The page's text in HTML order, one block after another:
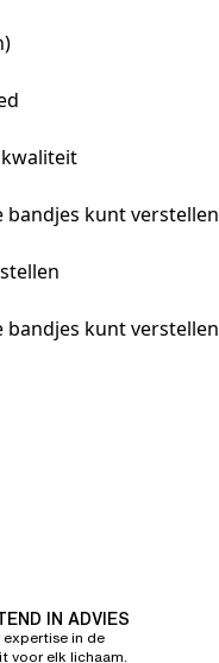
kunt verstellen
kunt verstellen
IN ADVIES
expertise in de
voor elk lichaam.